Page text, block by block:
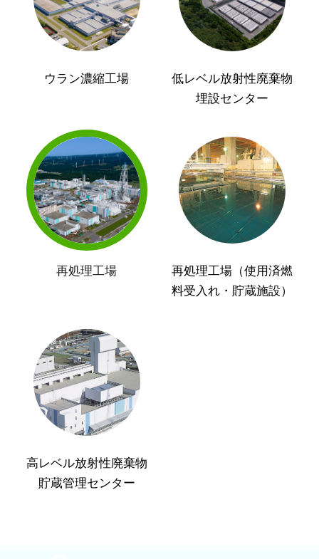
ウラン濃縮工場
低レベル放射性廃棄物
埋設センター
再処理工場
再処理工場（使用済燃
料受入れ・貯蔵施設）
高レベル放射性廃棄物
貯蔵管理センター